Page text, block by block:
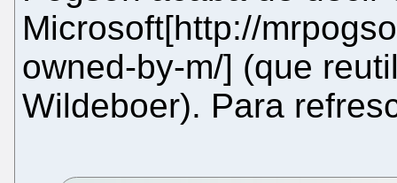
Microsoft[http://
owned-by-m/] (que
Wildeboer). Para